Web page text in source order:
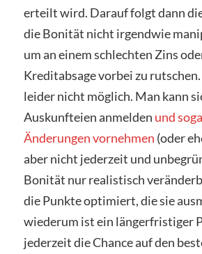
erteilt wird. Darauf folgt dann
die Bonität nicht irgendwie
um an einem schlechten Zins
Kreditabsage vorbei zu
leider nicht möglich. Man kann
Auskunfteien anmelden und
Änderungen vornehmen (oder
aber nicht jederzeit und
Bonität nur realistisch
die Punkte optimiert, die sie
wiederum ist ein längerfristiger
jederzeit die Chance auf den